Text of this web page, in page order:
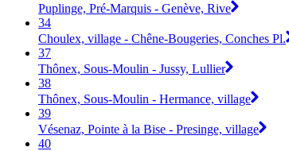
Puplinge, Pré-Marquis - Genève, Rive
34
Choulex, village - Chêne-Bougeries, Conches Pl.
37
Thônex, Sous-Moulin - Jussy, Lullier
38
Thônex, Sous-Moulin - Hermance, village
39
Vésenaz, Pointe à la Bise - Presinge, village
40